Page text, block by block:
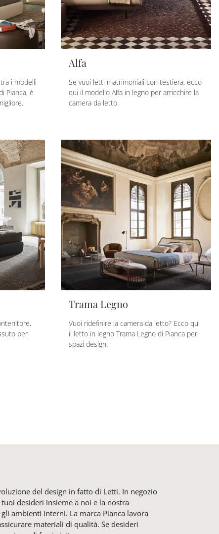
i modelli
Pianca, è
Alfa
Se vuoi letti matrimoniali con testiera, ecco
qui il modello Alfa in legno per arricchire la
camera da letto.
per
Trama Legno
Vuoi ridefinire la camera da letto? Ecco qui
il letto in legno Trama Legno di Pianca per
spazi design.
del design in fatto di Letti. In negozio
desideri insieme a noi e la nostra
ambienti interni. La marca Pianca lavora
materiali di qualità. Se desideri